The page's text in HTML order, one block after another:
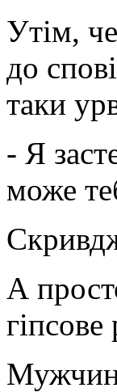
Утім,
до
таки
- Я
може
А
гіпсове